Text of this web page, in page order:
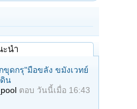
ะนำ
ขุดกรุ"มือขลัง ขมังเวทย์
น
ตอบ วันนี้เมื่อ 16:43